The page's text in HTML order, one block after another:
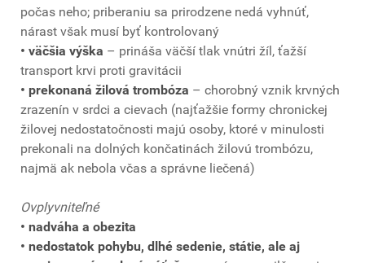
počas neho; priberaniu sa prirodzene nedá vyhnúť,
nárast však musí byť kontrolovaný
• väčšia výška – prináša väčší tlak vnútri žíl, ťažší
transport krvi proti gravitácii
• prekonaná žilová trombóza – chorobný vznik krvných
zrazenín v srdci a cievach (najťažšie formy chronickej
žilovej nedostatočnosti majú osoby, ktoré v minulosti
prekonali na dolných končatinách žilovú trombózu,
najmä ak nebola včas a správne liečená)
Ovplyvniteľné
• nadváha a obezita
• nedostatok pohybu, dlhé sedenie, státie, ale aj